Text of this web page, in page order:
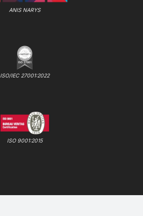
ANIS NARYS
ISO/IEC 27001:2022
ISO 9001:2015